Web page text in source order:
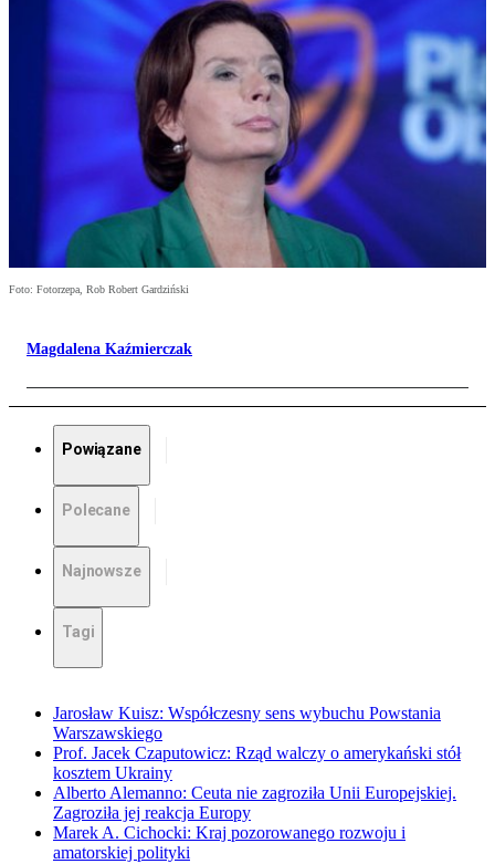
Foto: Fotorzepa, Rob Robert Gardziński
Magdalena Kaźmierczak
Powiązane
Polecane
Najnowsze
Tagi
Jarosław Kuisz: Współczesny sens wybuchu Powstania
Warszawskiego
Prof. Jacek Czaputowicz: Rząd walczy o amerykański stół
kosztem Ukrainy
Alberto Alemanno: Ceuta nie zagroziła Unii Europejskiej.
Zagroziła jej reakcja Europy
Marek A. Cichocki: Kraj pozorowanego rozwoju i
amatorskiej polityki